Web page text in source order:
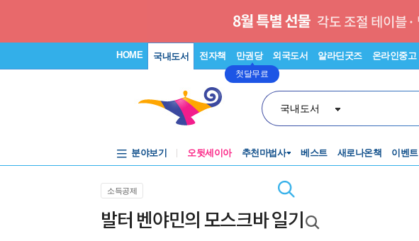
HOME 국내도서 전자책 만권당
첫달무료
외국도서 알라딘굿즈 온라인중고
국내도서
분야보기 오뒷세이아 추천마법사 베스트 새로나온책 이벤트
소득공제
발터 벤야민의 모스크바 일기